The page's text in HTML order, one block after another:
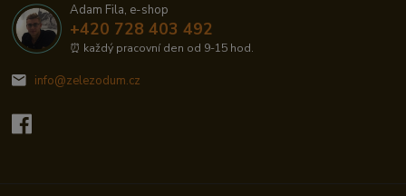
Adam Fila, e-shop
+420 728 403 492
⏰ každý pracovní den od 9-15 hod.
info@zelezodum.cz